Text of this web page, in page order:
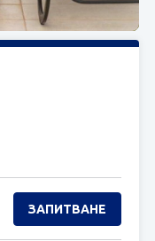
ЗАПИТВАНЕ